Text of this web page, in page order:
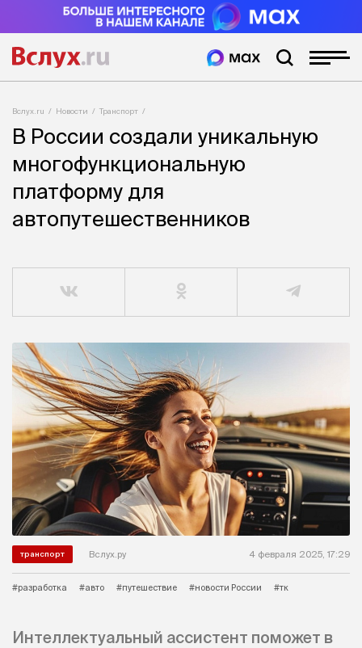
Вслух.ru Новости Транспорт
В России создали уникальную
многофункциональную
платформу для
автопутешественников
транспорт Вслух.ру 4 февраля 2025, 17:29
#разработка #авто #путешествие #новости России #тк
Интеллектуальный ассистент поможет в